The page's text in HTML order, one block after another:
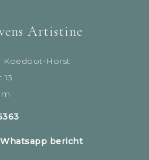
Artistine
Koedoot-Horst
bericht